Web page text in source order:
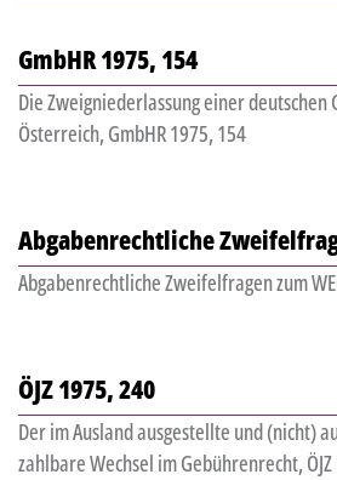
GmbHR 1975, 154
Die Zweigniederlassung einer deutschen
Österreich, GmbHR 1975, 154
Abgabenrechtliche
Abgabenrechtliche Zweifelfragen zum
ÖJZ 1975, 240
Der im Ausland ausgestellte und (nicht)
zahlbare Wechsel im Gebührenrecht,